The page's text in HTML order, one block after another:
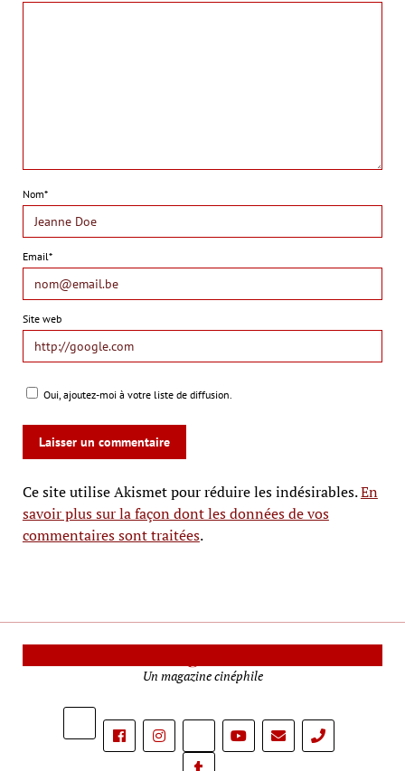
Nom*
Email*
Site web
Oui, ajoutez-moi à votre liste de diffusion.
Ce site utilise Akismet pour réduire les indésirables.En
savoir plus sur la façon dont les données de vos
commentaires sont traitées.
Un magazine cinéphile
phone